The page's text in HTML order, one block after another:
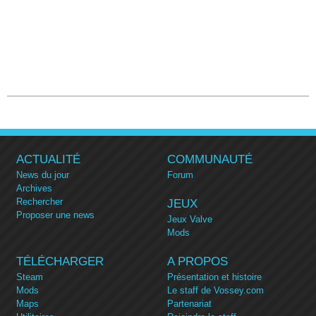
ACTUALITÉ
News du jour
Archives
Rechercher
Proposer une news
COMMUNAUTÉ
Forum
JEUX
Jeux Valve
Mods
TÉLÉCHARGER
Steam
Mods
Maps
A PROPOS
Présentation et histoire
Le staff de Vossey.com
Partenariat